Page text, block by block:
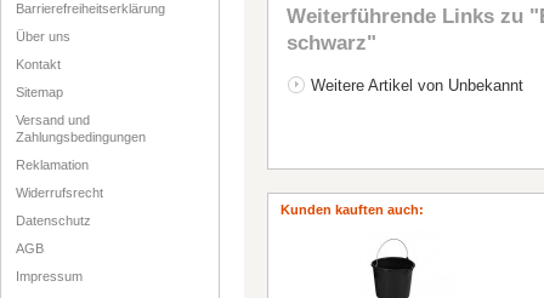
Barrierefreiheitserklärung
Über uns
Kontakt
Sitemap
Versand und
Zahlungsbedingungen
Reklamation
Widerrufsrecht
Datenschutz
AGB
Impressum
Weiterführende Links zu
schwarz"
Weitere Artikel von Unbekannt
Kunden kauften auch: